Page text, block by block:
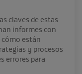
claves de estas
informes con
están
y procesos
errores para